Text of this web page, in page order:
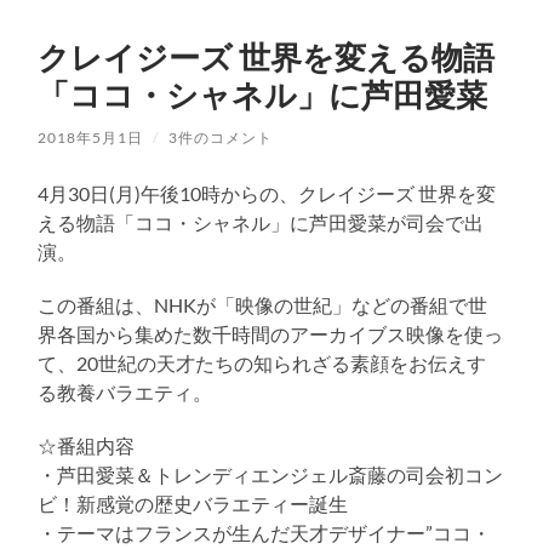
クレイジーズ 世界を変える物語
「ココ・シャネル」に芦田愛菜
2018年5月1日 / 3件のコメント
4月30日(月)午後10時からの、クレイジーズ 世界を変
える物語「ココ・シャネル」に芦田愛菜が司会で出
演。
この番組は、NHKが「映像の世紀」などの番組で世
界各国から集めた数千時間のアーカイブス映像を使っ
て、20世紀の天才たちの知られざる素顔をお伝えす
る教養バラエティ。
☆番組内容
・芦田愛菜＆トレンディエンジェル斎藤の司会初コン
ビ！新感覚の歴史バラエティー誕生
・テーマはフランスが生んだ天才デザイナー”ココ・